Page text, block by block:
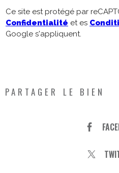
Ce site est protégé par
Confidentialité et es
Google s'appliquent.
PARTAGER LE BIEN